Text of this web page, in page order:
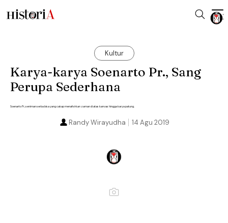
Kultur
Karya-karya Soenarto Pr., Sang
Perupa Sederhana
Soenarto Pr, seniman serba bisa yang cakap menafsirkan zaman di atas kanvas hingga karya patung.
14 Agu 2019
Randy Wirayudha